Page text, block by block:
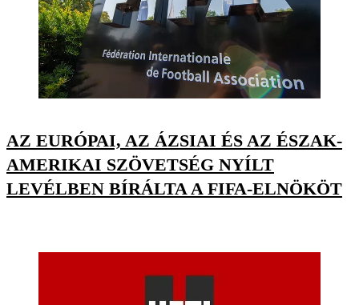
AZ EURÓPAI, AZ ÁZSIAI ÉS AZ ÉSZAK-
AMERIKAI SZÖVETSÉG NYÍLT
LEVÉLBEN BÍRÁLTA A FIFA-ELNÖKÖT